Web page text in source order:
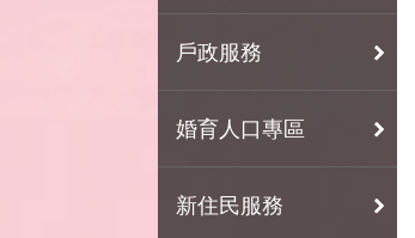
戶政服務
婚育人口專區
新住民服務